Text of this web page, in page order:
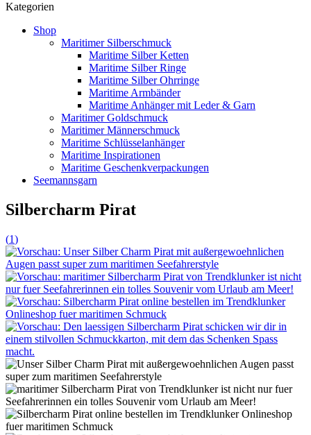
Kategorien
Shop
Maritimer Silberschmuck
Maritime Silber Ketten
Maritime Silber Ringe
Maritime Silber Ohrringe
Maritime Armbänder
Maritime Anhänger mit Leder & Garn
Maritimer Goldschmuck
Maritimer Männerschmuck
Maritime Schlüsselanhänger
Maritime Inspirationen
Maritime Geschenkverpackungen
Seemannsgarn
Silbercharm Pirat
(1)